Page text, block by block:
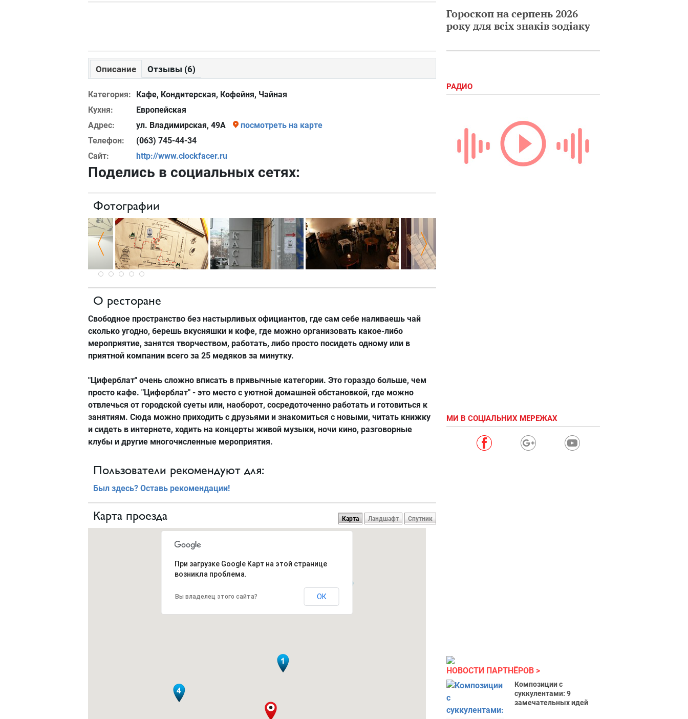
Описание Отзывы (6)
Категория:
Кафе, Кондитерская, Кофейня, Чайная
Кухня:
Европейская
Адрес:
ул. Владимирская, 49А
посмотреть на карте
Телефон:
(063) 745-44-34
Сайт:
http://www.clockfacer.ru
Поделись в социальных сетях:
Фотографии
О ресторане
Свободное пространство без настырливых официантов, где сам себе наливаешь чай
сколько угодно, берешь вкусняшки и кофе, где можно организовать какое-либо
мероприятие, занятся творчеством, работать, либо просто посидеть одному или в
приятной компании всего за 25 медяков за минутку.
"Циферблат" очень сложно вписать в привычные категории. Это гораздо больше, чем
просто кафе. "Циферблат" - это место с уютной домашней обстановкой, где можно
отвлечься от городской суеты или, наоборот, сосредоточенно работать и готовиться к
занятиям. Сюда можно приходить с друзьями и знакомиться с новыми, читать книжку
и сидеть в интернете, ходить на концерты живой музыки, ночи кино, разговорные
клубы и другие многочисленные мероприятия.
Пользователи рекомендуют для:
Был здесь? Оставь рекомендации!
Карта проезда Карта Ландшафт Спутник
При загрузке Google Карт на этой странице
возникла проблема.
Вы владелец этого сайта? ОК
Гороскоп на серпень 2026
року для всіх знаків зодіаку
РАДИО
МИ В СОЦІАЛЬНИХ МЕРЕЖАХ
НОВОСТИ ПАРТНЁРОВ
Композиции с
суккулентами: 9
замечательных идей